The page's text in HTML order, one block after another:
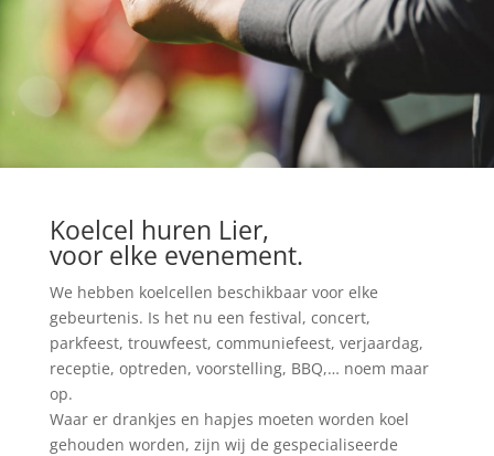
Koelcel huren Lier,
voor elke evenement.
We hebben koelcellen beschikbaar voor elke
gebeurtenis. Is het nu een festival, concert,
parkfeest, trouwfeest, communiefeest, verjaardag,
receptie, optreden, voorstelling, BBQ,… noem maar
op.
Waar er drankjes en hapjes moeten worden koel
gehouden worden, zijn wij de gespecialiseerde